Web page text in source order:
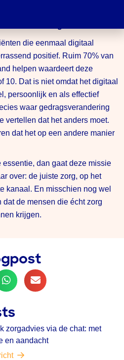
ervaring
die eenmaal digitaal
positief. Ruim 70% van
helpen waardeert deze
10. Dat is niet omdat het digitaal
persoonlijk en als effectief
waar gedragsverandering
vertellen dat het anders moet.
dat het op een andere manier
dan gaat deze missie
over: de juiste zorg, op het
kanaal. En misschien nog wel
de mensen die écht zorg
krijgen.
zorgadvies via de chat: met
en aandacht